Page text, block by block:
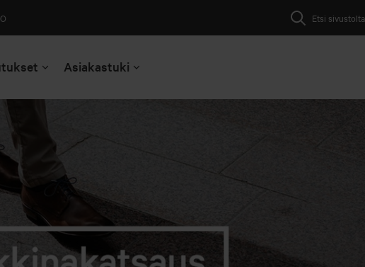
Etsi sivustolta
Asiakastuki